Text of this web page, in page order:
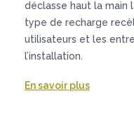
déclasse haut la main
type de recharge
utilisateurs et les
l’installation.
En savoir plus